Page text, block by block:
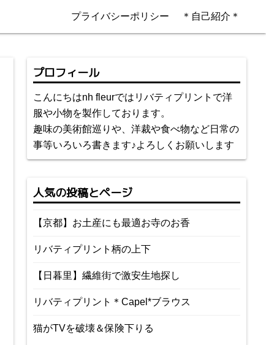
プライバシーポリシー ＊自己紹介＊
プロフィール
こんにちはnh fleurではリバティプリントで洋
服や小物を製作しております。
趣味の美術館巡りや、洋裁や食べ物など日常の
事等いろいろ書きます♪よろしくお願いします
人気の投稿とページ
【京都】お土産にも最適お寺のお香
リバティプリント柄の上下
【日暮里】繊維街で激安生地探し
リバティプリント＊Capel*ブラウス
猫がTVを破壊＆保険下りる